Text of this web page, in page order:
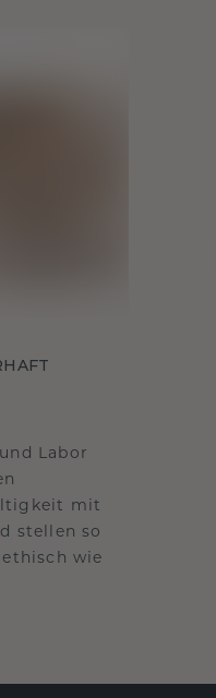
Labor
mit
stellen so
wie